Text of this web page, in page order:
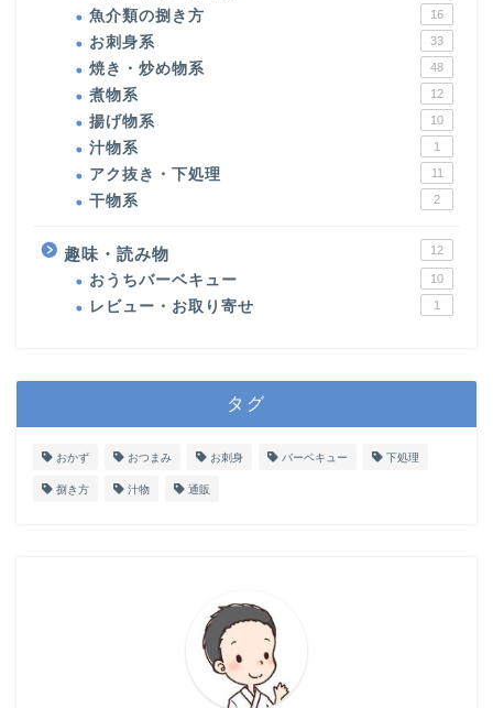
魚介類の捌き方 16
お刺身系 33
焼き・炒め物系 48
煮物系 12
揚げ物系 10
汁物系 1
アク抜き・下処理 11
干物系 2
趣味・読み物 12
おうちバーベキュー 10
レビュー・お取り寄せ 1
タグ
おかず おつまみ お刺身 バーベキュー 下処理
捌き方 汁物 通販